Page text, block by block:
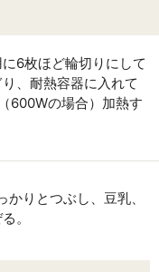
6枚ほど輪切りにして
、耐熱容器に入れて
600Wの場合）加熱す
かりとつぶし、豆乳、
。